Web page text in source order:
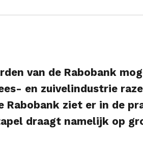
van de Rabobank
en zuivelindustrie
Rabobank ziet er in de
draagt namelijk op